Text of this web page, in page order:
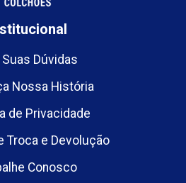
Dúvidas
Nossa História
de Privacidade
Troca e Devolução
Conosco